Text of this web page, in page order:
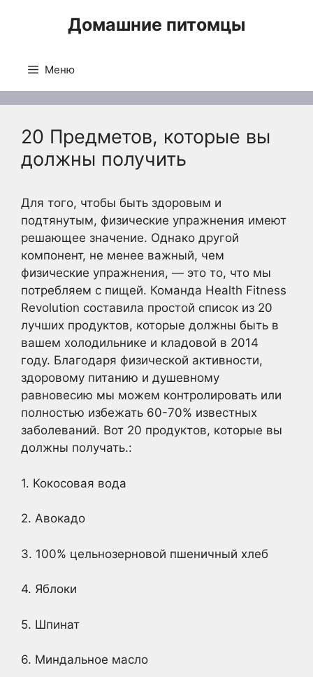
Домашние питомцы
Меню
20 Предметов, которые вы
должны получить
Для того, чтобы быть здоровым и
подтянутым, физические упражнения имеют
решающее значение. Однако другой
компонент, не менее важный, чем
физические упражнения, — это то, что мы
потребляем с пищей. Команда Health Fitness
Revolution составила простой список из 20
лучших продуктов, которые должны быть в
вашем холодильнике и кладовой в 2014
году. Благодаря физической активности,
здоровому питанию и душевному
равновесию мы можем контролировать или
полностью избежать 60-70% известных
заболеваний. Вот 20 продуктов, которые вы
должны получать.:
1. Кокосовая вода
2. Авокадо
3. 100% цельнозерновой пшеничный хлеб
4. Яблоки
5. Шпинат
6. Миндальное масло